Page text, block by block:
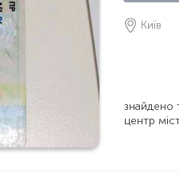
Київ
знайдено
центр